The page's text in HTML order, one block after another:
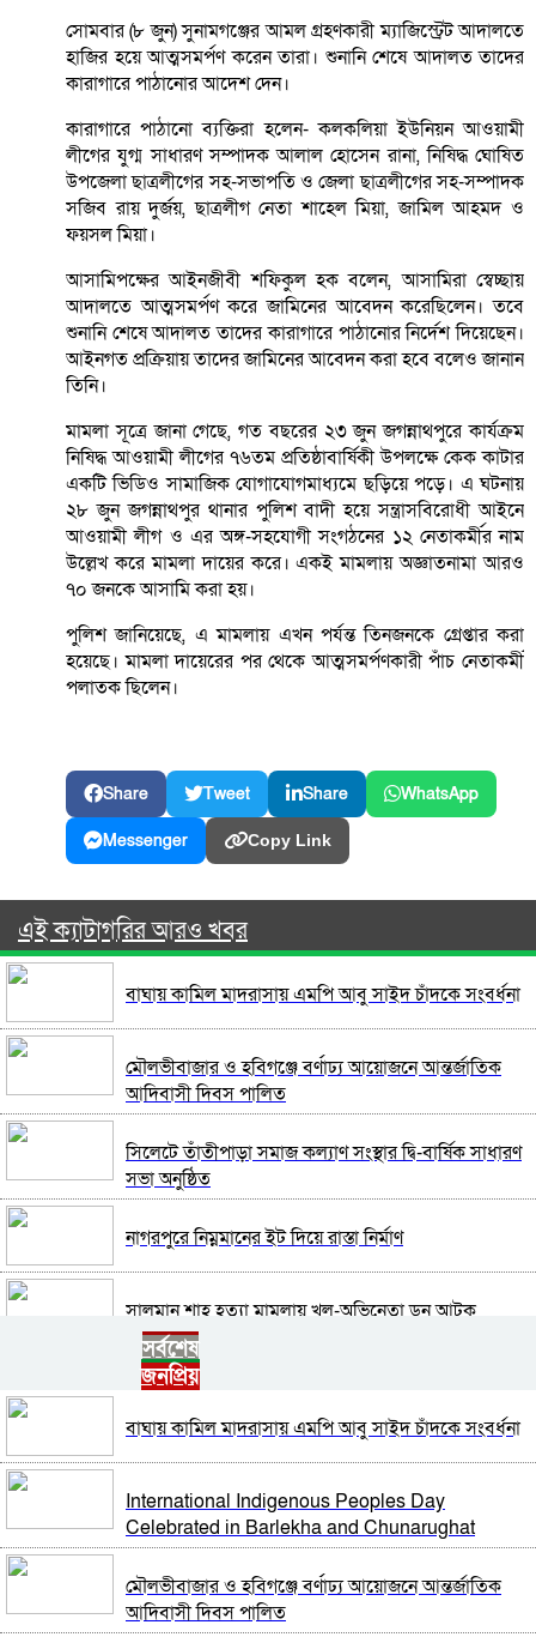
সোমবার (৮ জুন) সুনামগঞ্জের আমল গ্রহণকারী ম্যাজিস্ট্রেট আদালতে
হাজির হয়ে আত্মসমর্পণ করেন তারা। শুনানি শেষে আদালত তাদের
কারাগারে পাঠানোর আদেশ দেন।
কারাগারে পাঠানো ব্যক্তিরা হলেন- কলকলিয়া ইউনিয়ন আওয়ামী
লীগের যুগ্ম সাধারণ সম্পাদক আলাল হোসেন রানা, নিষিদ্ধ ঘোষিত
উপজেলা ছাত্রলীগের সহ-সভাপতি ও জেলা ছাত্রলীগের সহ-সম্পাদক
সজিব রায় দুর্জয়, ছাত্রলীগ নেতা শাহেল মিয়া, জামিল আহমদ ও
ফয়সল মিয়া।
আসামিপক্ষের আইনজীবী শফিকুল হক বলেন, আসামিরা স্বেচ্ছায়
আদালতে আত্মসমর্পণ করে জামিনের আবেদন করেছিলেন। তবে
শুনানি শেষে আদালত তাদের কারাগারে পাঠানোর নির্দেশ দিয়েছেন।
আইনগত প্রক্রিয়ায় তাদের জামিনের আবেদন করা হবে বলেও জানান
তিনি।
মামলা সূত্রে জানা গেছে, গত বছরের ২৩ জুন জগন্নাথপুরে কার্যক্রম
নিষিদ্ধ আওয়ামী লীগের ৭৬তম প্রতিষ্ঠাবার্ষিকী উপলক্ষে কেক কাটার
একটি ভিডিও সামাজিক যোগাযোগমাধ্যমে ছড়িয়ে পড়ে। এ ঘটনায়
২৮ জুন জগন্নাথপুর থানার পুলিশ বাদী হয়ে সন্ত্রাসবিরোধী আইনে
আওয়ামী লীগ ও এর অঙ্গ-সহযোগী সংগঠনের ১২ নেতাকর্মীর নাম
উল্লেখ করে মামলা দায়ের করে। একই মামলায় অজ্ঞাতনামা আরও
৭০ জনকে আসামি করা হয়।
পুলিশ জানিয়েছে, এ মামলায় এখন পর্যন্ত তিনজনকে গ্রেপ্তার করা
হয়েছে। মামলা দায়েরের পর থেকে আত্মসমর্পণকারী পাঁচ নেতাকর্মী
পলাতক ছিলেন।
Share Tweet Share WhatsApp
Messenger Copy Link
এই ক্যাটাগরির আরও খবর
বাঘায় কামিল মাদরাসায় এমপি আবু সাইদ চাঁদকে সংবর্ধনা
মৌলভীবাজার ও হবিগঞ্জে বর্ণাঢ্য আয়োজনে আন্তর্জাতিক
আদিবাসী দিবস পালিত
সিলেটে তাঁতীপাড়া সমাজ কল্যাণ সংস্থার দ্বি-বার্ষিক সাধারণ
সভা অনুষ্ঠিত
নাগরপুরে নিম্নমানের ইট দিয়ে রাস্তা নির্মাণ
সালমান শাহ হত্যা মামলায় খল-অভিনেতা ডন আটক
নাগরপুরে এনসিপির আহ্বায়ক কমিটি অনুমোদন: আহ্বায়ক
সবুজ বাংলাদেশ গড়ার প্রত্যয়ে সিলেটে বাবৌযুপ’র দ্বিতীয়
পর্যায়ে বৃক্ষরোপণ কর্মসূচি সম্পন্ন
আবারও আলিয়া মাদ্রাসা এলাকায় সংঘর্ষের আশঙ্কা, পুলিশ
মোতায়েন
সর্বশেষ
জনপ্রিয়
বাঘায় কামিল মাদরাসায় এমপি আবু সাইদ চাঁদকে সংবর্ধনা
International Indigenous Peoples Day
Celebrated in Barlekha and Chunarughat
মৌলভীবাজার ও হবিগঞ্জে বর্ণাঢ্য আয়োজনে আন্তর্জাতিক
আদিবাসী দিবস পালিত